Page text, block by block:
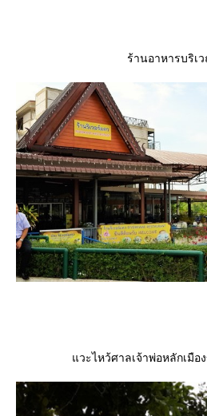
ร้านอาหารบริเ
วะไหว้ศาลเจ้าพ่อหลักเมือ